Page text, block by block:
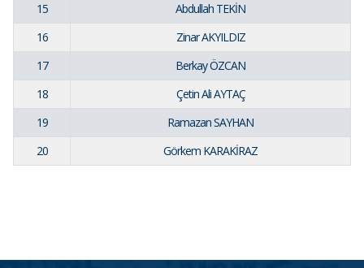
15
Abdullah TEKİN
16
Zinar AKYILDIZ
17
Berkay ÖZCAN
18
Çetin Ali AYTAÇ
19
Ramazan SAYHAN
20
Görkem KARAKİRAZ